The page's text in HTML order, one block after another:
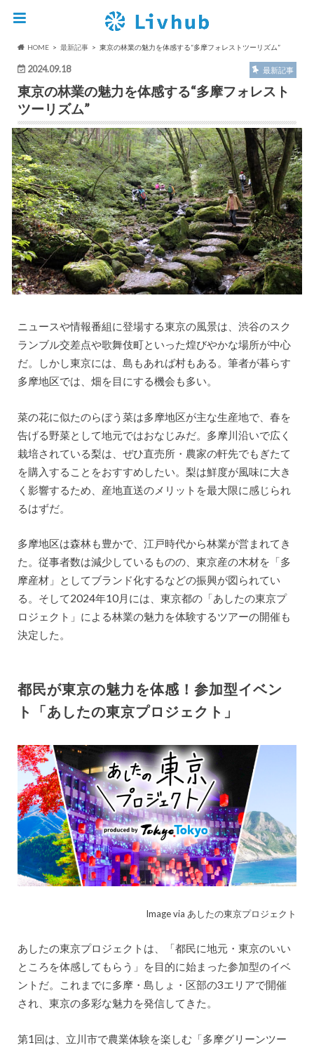
HOME 最新記事 東京の林業の魅力を体感する“多摩フォレストツーリズム”
2024.09.18 最新記事
東京の林業の魅力を体感する“多摩フォレスト
ツーリズム”
ニュースや情報番組に登場する東京の風景は、渋谷のスク
ランブル交差点や歌舞伎町といった煌びやかな場所が中心
だ。しかし東京には、島もあれば村もある。筆者が暮らす
多摩地区では、畑を目にする機会も多い。
菜の花に似たのらぼう菜は多摩地区が主な生産地で、春を
告げる野菜として地元ではおなじみだ。多摩川沿いで広く
栽培されている梨は、ぜひ直売所・農家の軒先でもぎたて
を購入することをおすすめしたい。梨は鮮度が風味に大き
く影響するため、産地直送のメリットを最大限に感じられ
るはずだ。
多摩地区は森林も豊かで、江戸時代から林業が営まれてき
た。従事者数は減少しているものの、東京産の木材を「多
摩産材」としてブランド化するなどの振興が図られてい
る。そして2024年10月には、東京都の「あしたの東京プ
ロジェクト」による林業の魅力を体験するツアーの開催も
決定した。
都民が東京の魅力を体感！参加型イベン
ト「あしたの東京プロジェクト」
Image via あしたの東京プロジェクト
あしたの東京プロジェクトは、「都民に地元・東京のいい
ところを体感してもらう」を目的に始まった参加型のイベ
ントだ。これまでに多摩・島しょ・区部の3エリアで開催
され、東京の多彩な魅力を発信してきた。
第1回は、立川市で農業体験を楽しむ「多摩グリーンツー